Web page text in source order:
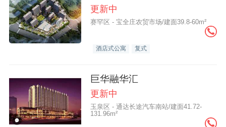
更新中
赛罕区 - 宝全庄农贸市场/建面39.8-60m²
酒店式公寓 复式
巨华融华汇
更新中
玉泉区 - 通达长途汽车南站/建面41.72-
131.96m²